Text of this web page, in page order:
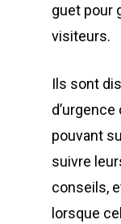
guet pour
visiteurs.
Ils sont
pouvant
suivre
conseils,
lorsque